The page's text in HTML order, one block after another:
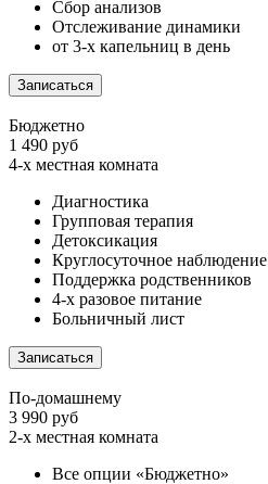
Сбор анализов
Отслеживание динамики
от 3-х капельниц в день
Записаться
Бюджетно
1 490 руб
4-х местная комната
Диагностика
Групповая терапия
Детоксикация
Круглосуточное наблюдение
Поддержка родственников
4-х разовое питание
Больничный лист
Записаться
По-домашнему
3 990 руб
2-х местная комната
Все опции «Бюджетно»